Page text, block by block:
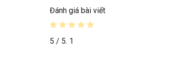
Đánh giá bài viết
5 / 5. 1